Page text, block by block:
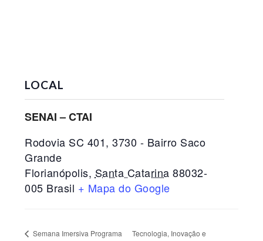
LOCAL
SENAI – CTAI
Rodovia SC 401, 3730 - Bairro Saco
Grande
Florianópolis, Santa Catarina 88032-
005 Brasil + Mapa do Google
Semana Imersiva Programa
Tecnologia, Inovação e